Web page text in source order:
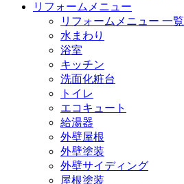
リフォームメニュー
リフォームメニュー 一覧
水まわり
浴室
キッチン
洗面化粧台
トイレ
エコキュート
給湯器
外壁屋根
外壁塗装
外壁サイディング
屋根塗装